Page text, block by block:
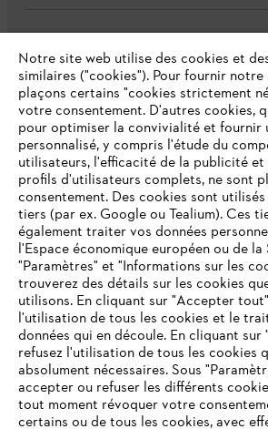
L'Entreprise
Questions fréquentes
Service
Politique de protection des données
Mentions légales Cookies
Informations juridiques
VOTRE NAVIGATEUR
N'EST PLUS PRIS EN
Vous utilisez un navigateur Internet que
en charge, et certaines fonctionnalités de
peuvent fonctionner correctement. Pour
optimale de notre site, nous vous
Notre site web utilise des cookies et
similaires ("cookies"). Pour fournir notre
plaçons certains "cookies strictement
votre consentement. D'autres cookies,
pour optimiser la convivialité et fournir
personnalisé, y compris l'étude du
utilisateurs, l'efficacité de la publicité
profils d'utilisateurs complets, ne sont
consentement. Des cookies sont
tiers (par ex. Google ou Tealium). Ces
également traiter vos données
l'Espace économique européen ou de la
"Paramètres" et "Informations sur les
trouverez des détails sur les cookies
utilisons. En cliquant sur "Accepter
l'utilisation de tous les cookies et le
données qui en découle. En cliquant sur
refusez l'utilisation de tous les cookies
absolument nécessaires. Sous
accepter ou refuser les différents
tout moment révoquer votre
certains ou de tous les cookies, avec